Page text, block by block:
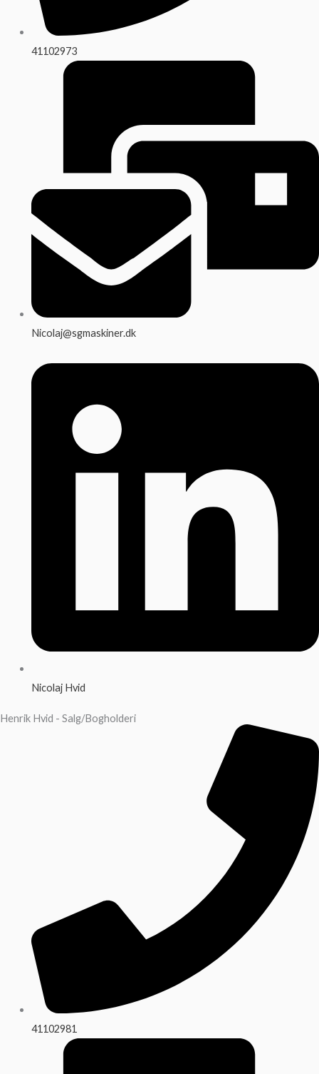
41102973
Nicolaj@sgmaskiner.dk
Nicolaj Hvid
Henrik Hvid - Salg/Bogholderi
41102981